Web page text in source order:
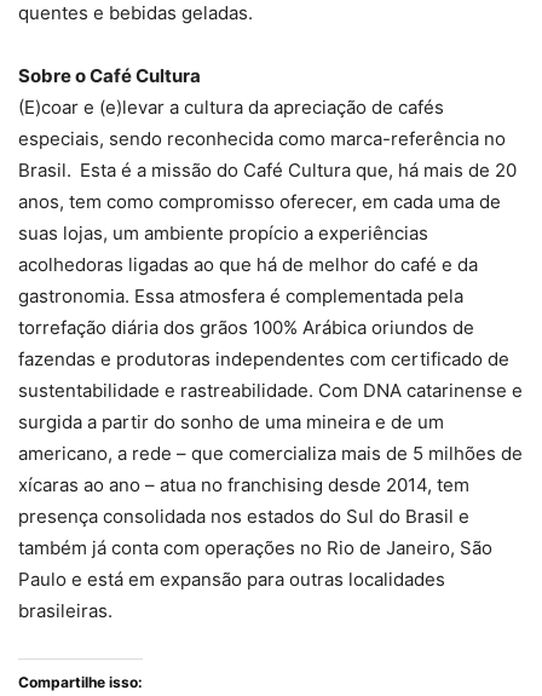
quentes e bebidas geladas.
Sobre o Café Cultura
(E)coar e (e)levar a cultura da apreciação de cafés
especiais, sendo reconhecida como marca-referência no
Brasil. Esta é a missão do Café Cultura que, há mais de 20
anos, tem como compromisso oferecer, em cada uma de
suas lojas, um ambiente propício a experiências
acolhedoras ligadas ao que há de melhor do café e da
gastronomia. Essa atmosfera é complementada pela
torrefação diária dos grãos 100% Arábica oriundos de
fazendas e produtoras independentes com certificado de
sustentabilidade e rastreabilidade. Com DNA catarinense e
surgida a partir do sonho de uma mineira e de um
americano, a rede – que comercializa mais de 5 milhões de
xícaras ao ano – atua no franchising desde 2014, tem
presença consolidada nos estados do Sul do Brasil e
também já conta com operações no Rio de Janeiro, São
Paulo e está em expansão para outras localidades
brasileiras.
Compartilhe isso: